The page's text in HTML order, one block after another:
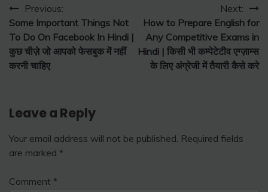
Post
navigation
Previous:
Some Important Things Not
To Do On Facebook In Hindi |
कुछ चीज़े जो आपको फेसबुक में नहीं
करनी चाहिए
Next:
How to Prepare English for
Any Competitive Exams in
Hindi | किसी भी कम्पेटेटीव एग्ज़ाम्स
के लिए अंग्रेजी में तैयारी कैसे करे
Leave a Reply
Your email address will not be published. Required fields
are marked *
Comment *